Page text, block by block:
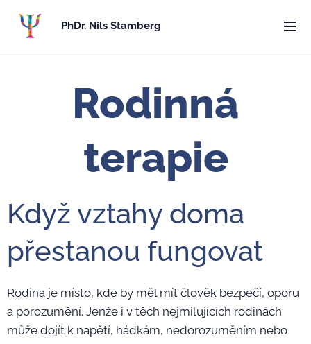
PhDr. Nils Stamberg
Rodinná
terapie
Když vztahy doma
přestanou fungovat
Rodina je místo, kde by měl mít člověk bezpečí, oporu
a porozumění. Jenže i v těch nejmilujících rodinách
může dojít k napětí, hádkám, nedorozuměním nebo